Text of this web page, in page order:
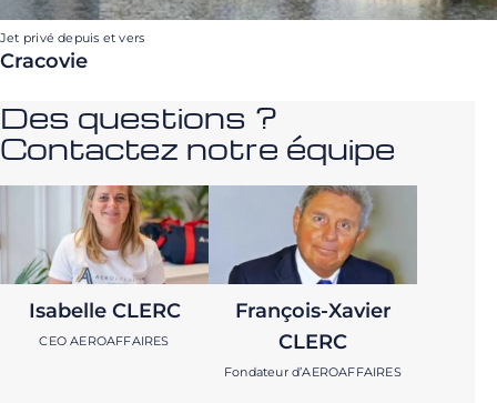
Jet privé depuis et vers
Cracovie
Des questions ?
Contactez notre équipe
Isabelle CLERC
CEO AEROAFFAIRES
François-Xavier
CLERC
Fondateur d’AEROAFFAIRES